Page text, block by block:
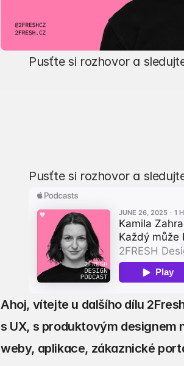
Pusťte si rozhovor a
Pusťte si rozhovor a
Ahoj, vítejte u dalšího dílu
s UX, s produktovým
weby, aplikace, zákaznické